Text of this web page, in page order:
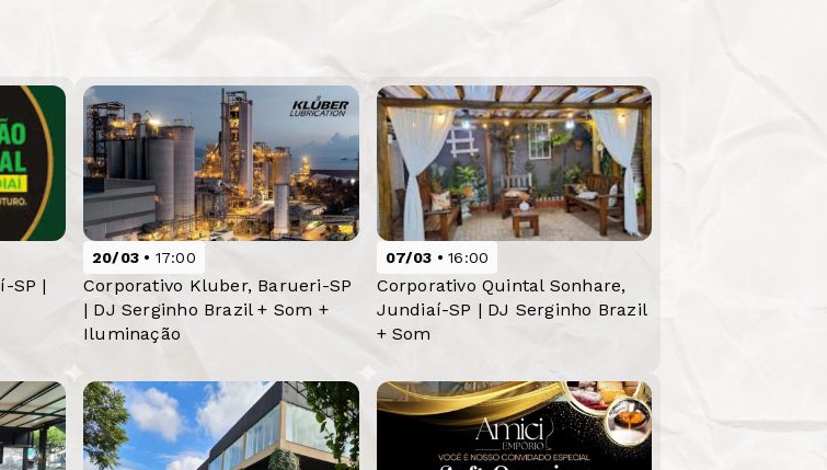
SP |
20/03 17:00
Corporativo Kluber, Barueri-SP
| DJ Serginho Brazil + Som +
Iluminação
07/03 16:00
Corporativo Quintal Sonhare,
Jundiaí-SP | DJ Serginho Brazil
+ Som